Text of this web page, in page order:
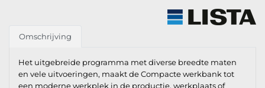
Omschrijving
Het uitgebreide programma met diverse breedte maten
en vele uitvoeringen, maakt de Compacte werkbank tot
een moderne werkplek in de productie, werkplaats of